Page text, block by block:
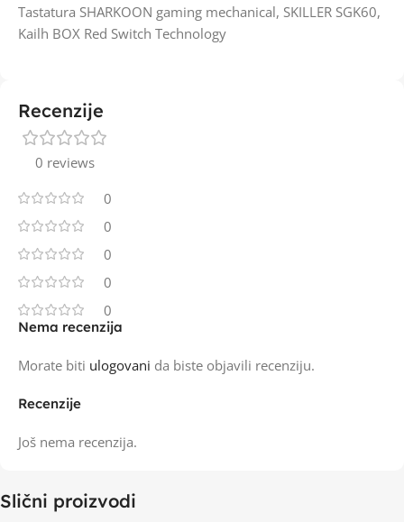
Tastatura SHARKOON gaming mechanical, SKILLER SGK60,
Kailh BOX Red Switch Technology
Recenzije
0 reviews
0
0
0
0
0
Recenzije
Još nema recenzija.
Nema recenzija
Morate biti ulogovani da biste objavili recenziju.
Slični proizvodi